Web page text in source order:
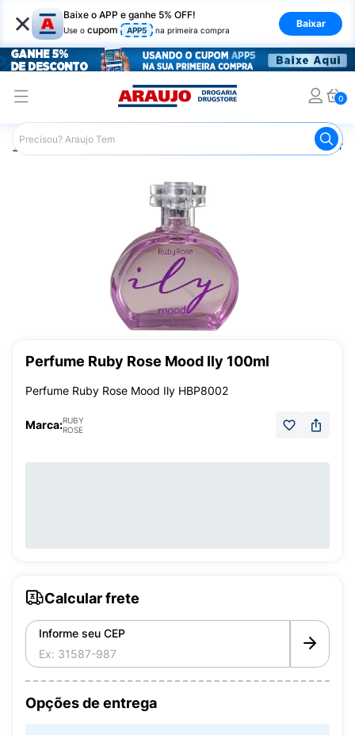
× Baixe o APP e ganhe 5% OFF!
Use o cupom APP5 na primeira compra
Baixar
0
Araujo Beleza e Cuidados
Perfume Ruby Rose Mood Ily 100ml
Perfume Ruby Rose Mood Ily HBP8002
Marca:RUBY
ROSE
Calcular frete
Informe seu CEP
Opções de entrega